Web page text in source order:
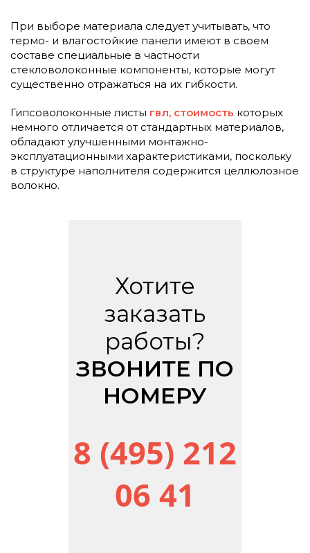
При выборе материала следует учитывать, что
термо- и влагостойкие панели имеют в своем
составе специальные в частности
стекловолоконные компоненты, которые могут
существенно отражаться на их гибкости.
Гипсоволоконные листы гвл, стоимость которых
немного отличается от стандартных материалов,
обладают улучшенными монтажно-
эксплуатационными характеристиками, поскольку
в структуре наполнителя содержится целлюлозное
волокно.
Хотите
заказать
работы?
ЗВОНИТЕ ПО
НОМЕРУ
8 (495) 212
06 41